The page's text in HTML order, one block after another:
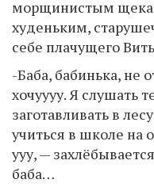
морщинистым
худеньким,
себе плачущего
-Баба, бабинька, не
хочуууу. Я слушать
заготавливать в
учиться в школе на
ууу, —
баба…